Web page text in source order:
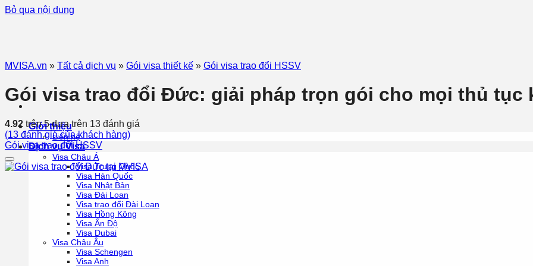
Bỏ qua nội dung
Giới thiệu
Liên hệ
Dịch vụ Visa
Visa Châu Á
Visa Trung Quốc
Visa Hàn Quốc
Visa Nhật Bản
Visa Đài Loan
Visa trao đổi Đài Loan
Visa Hồng Kông
Visa Ấn Độ
Visa Dubai
Visa Châu Âu
Visa Schengen
Visa Anh
MVISA.vn » Tất cả dịch vụ » Gói visa thiết kế » Gói visa trao đổi HSSV
Gói visa trao đổi Đức: giải pháp trọn gói cho mọi thủ tục
4.92 trên 5 dựa trên 13 đánh giá
(13 đánh giá của khách hàng)
Gói visa trao đổi HSSV